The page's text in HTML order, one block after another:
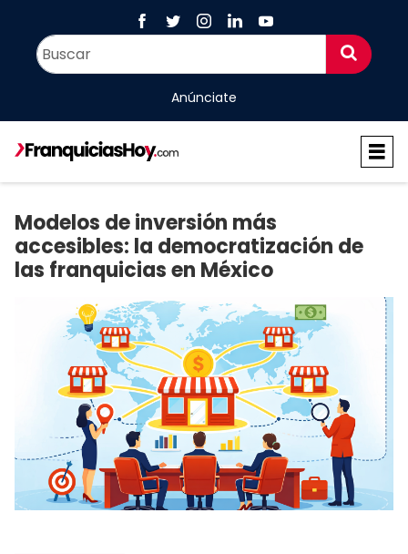
Anúnciate
Modelos de inversión más
accesibles: la democratización de
las franquicias en México